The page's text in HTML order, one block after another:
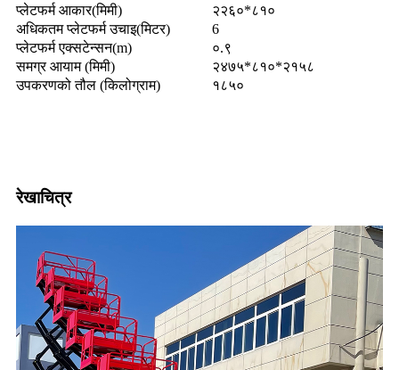
प्लेटफर्म आकार(मिमी)
२२६०*८१०
अधिकतम प्लेटफर्म उचाइ(मिटर)
6
प्लेटफर्म एक्सटेन्सन(m)
०.९
समग्र आयाम (मिमी)
२४७५*८१०*२१५८
उपकरणको तौल (किलोग्राम)
१८५०
रेखाचित्र